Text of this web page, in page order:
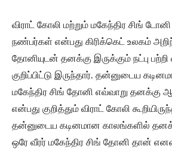
விராட் கோலி மற்றும் மகேந்திர சிங்
நண்பர்கள் என்பது கிரிக்கெட் உலகம்
தோனியுடன் தனக்கு இருக்கும் நட்பு பற்றி
குறிப்பிட்டு இருந்தார். தன்னுடைய
மகேந்திர சிங் தோனி எவ்வாறு தனக்கு
என்பது குறித்தும் விராட் கோலி
தன்னுடைய கடினமான காலங்களில்
ஒரே வீரர் மகேந்திர சிங் தோனி தான்